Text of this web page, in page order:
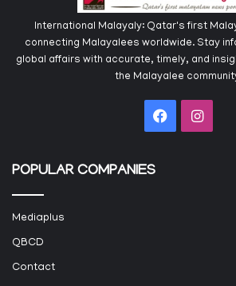
International Malayaly: Qatar's first
connecting Malayalees worldwide. Stay
global affairs with accurate, timely, and
the Malayalee
Facebook
POPULAR COMPANIES
Mediaplus
QBCD
Contact